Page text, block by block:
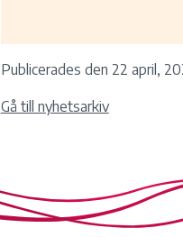
Publicerades den 22 april,
Gå till nyhetsarkiv